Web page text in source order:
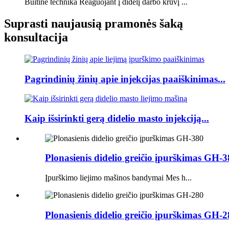
Buitinė technika Reaguojant į didelį darbo krūvį ...
Suprasti naujausią pramonės šaką
konsultacija
Pagrindinių žinių apie injekcijas paaiškinimas...
Kaip išsirinkti gerą didelio masto injekciją...
Plonasienis didelio greičio įpurškimas GH-
Įpurškimo liejimo mašinos bandymai Mes h...
Plonasienis didelio greičio įpurškimas GH-